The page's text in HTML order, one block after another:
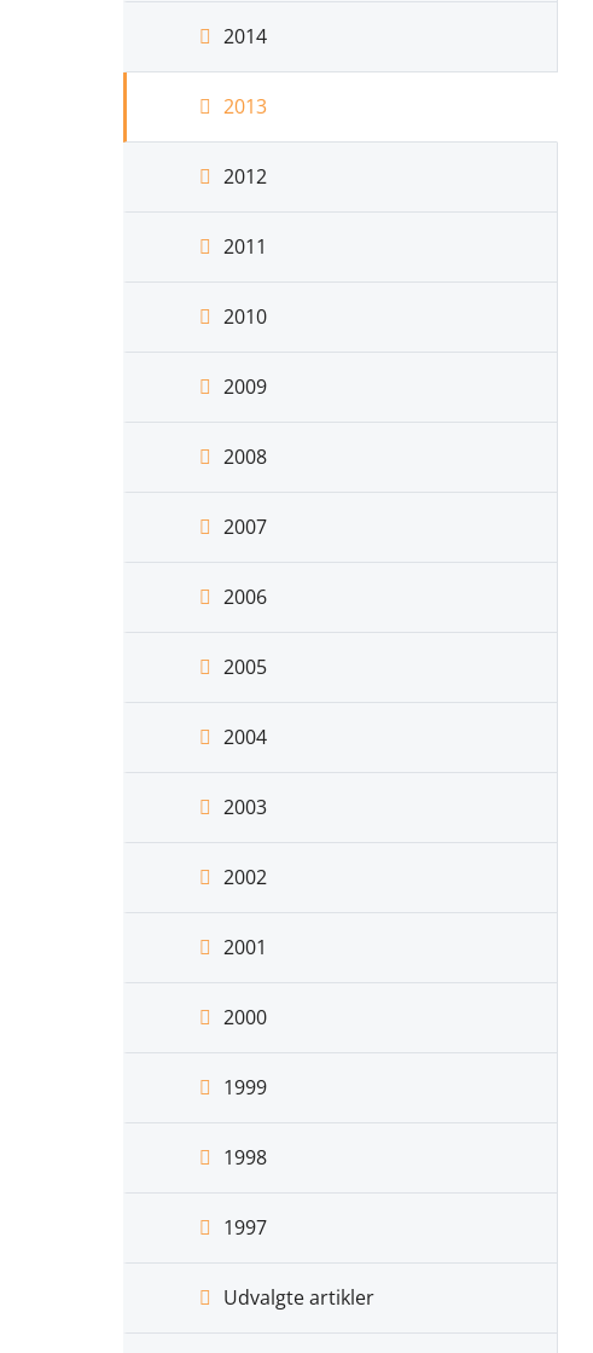
2014
2013
2012
2011
2010
2009
2008
2007
2006
2005
2004
2003
2002
2001
2000
1999
1998
1997
Udvalgte artikler